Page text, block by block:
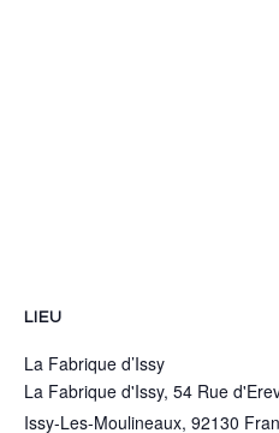
LIEU
La Fabrique d’Issy
La Fabrique d'Issy, 54 Rue
Issy-Les-Moulineaux, 92130